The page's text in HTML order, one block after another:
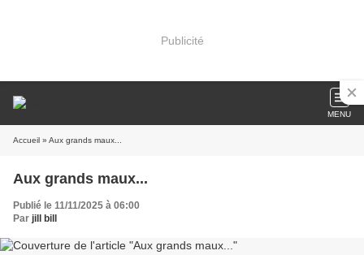
Publicité
MENU
Accueil » Aux grands maux...
Aux grands maux...
Publié le 11/11/2025 à 06:00
Par jill bill